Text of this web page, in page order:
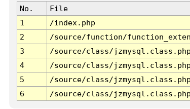
No. File
1
/index.php
2
/source/function/
3
/source/class/jzmysql.class.php
4
/source/class/jzmysql.class.php
5
/source/class/jzmysql.class.php
6
/source/class/jzmysql.class.php